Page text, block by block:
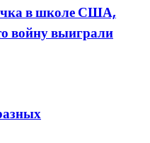
в школе США,
войну выиграли